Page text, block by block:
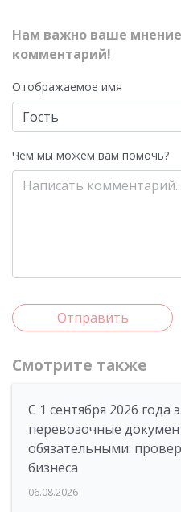
Нам важно ваше
комментарий!
Отображаемое имя
Чем мы можем вам помочь?
Отправить
Смотрите также
С 1 сентября 2026 года
перевозочные
обязательными:
бизнеса
06.08.2026